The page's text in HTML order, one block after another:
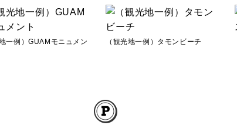
地一例）GUAMモニュメン
（観光地一例）タモンビーチ